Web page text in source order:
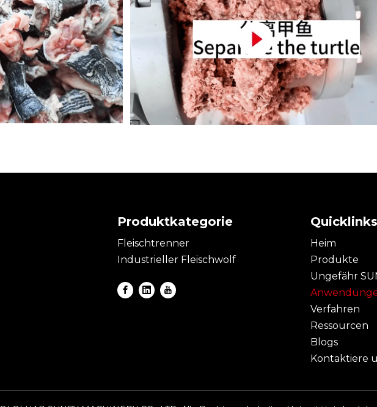
Produktkategorie
Fleischtrenner
Industrieller Fleischwolf
Quicklinks
Heim
Produkte
Ungefähr
Verfahren
Ressourcen
Blogs
Kontaktiere